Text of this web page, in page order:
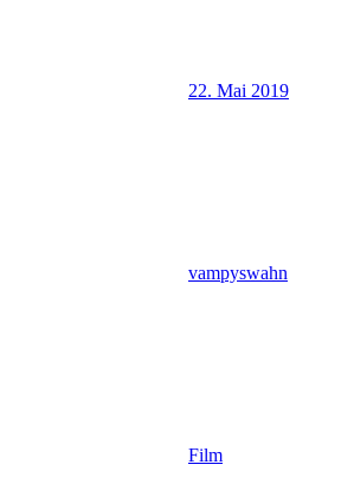
22. Mai 2019
vampyswahn
Film